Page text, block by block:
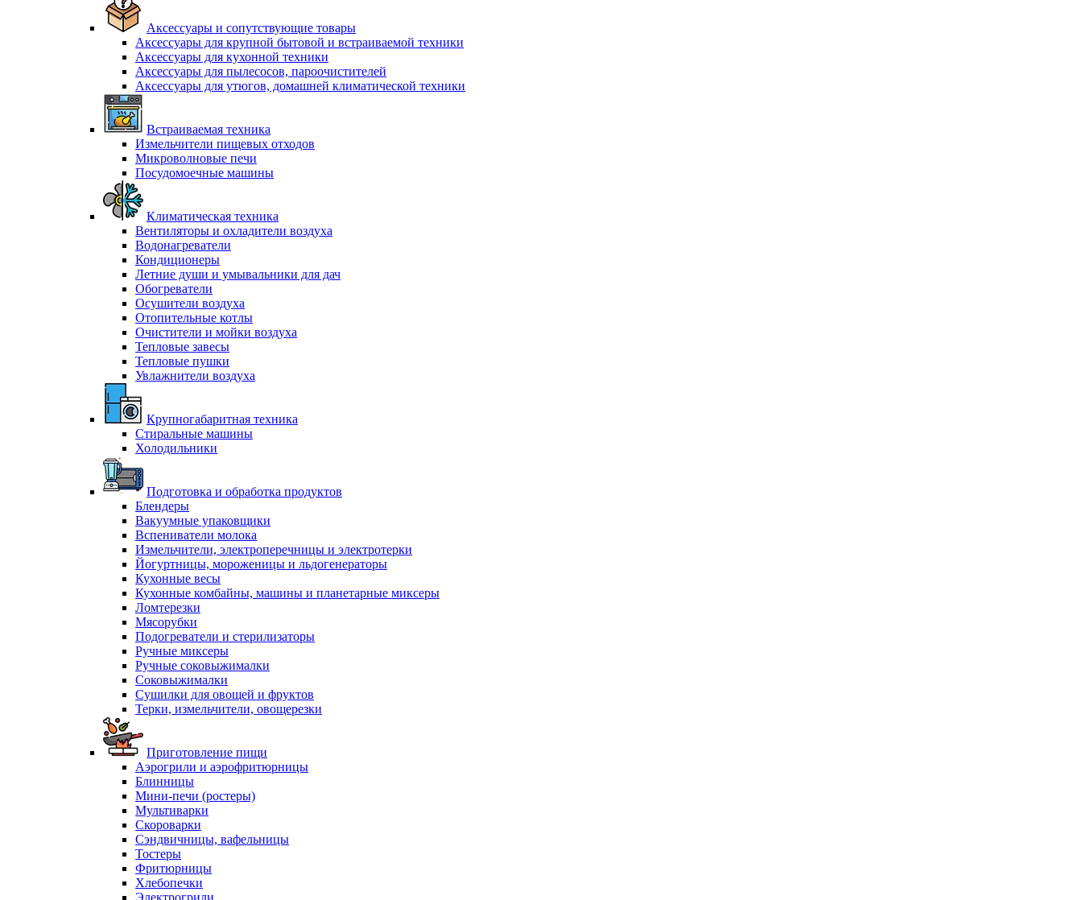
Аксессуары и сопутствующие товары
Аксессуары для крупной бытовой и встраиваемой техники
Аксессуары для кухонной техники
Аксессуары для пылесосов, пароочистителей
Аксессуары для утюгов, домашней климатической техники
Встраиваемая техника
Измельчители пищевых отходов
Микроволновые печи
Посудомоечные машины
Климатическая техника
Вентиляторы и охладители воздуха
Водонагреватели
Кондиционеры
Летние души и умывальники для дач
Обогреватели
Осушители воздуха
Отопительные котлы
Очистители и мойки воздуха
Тепловые завесы
Тепловые пушки
Увлажнители воздуха
Крупногабаритная техника
Стиральные машины
Холодильники
Подготовка и обработка продуктов
Блендеры
Вакуумные упаковщики
Вспениватели молока
Измельчители, электроперечницы и электротерки
Йогуртницы, мороженицы и льдогенераторы
Кухонные весы
Кухонные комбайны, машины и планетарные миксеры
Ломтерезки
Мясорубки
Подогреватели и стерилизаторы
Ручные миксеры
Ручные соковыжималки
Соковыжималки
Сушилки для овощей и фруктов
Терки, измельчители, овощерезки
Приготовление пищи
Аэрогрили и аэрофритюрницы
Блинницы
Мини-печи (ростеры)
Мультиварки
Скороварки
Сэндвичницы, вафельницы
Тостеры
Фритюрницы
Хлебопечки
Электрогрили